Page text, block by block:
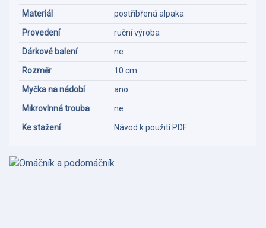
Materiál
postříbřená alpaka
Provedení
ruční výroba
Dárkové balení
ne
Rozměr
10 cm
Myčka na nádobí
ano
Mikrovlnná trouba
ne
Ke stažení
Návod k použití PDF